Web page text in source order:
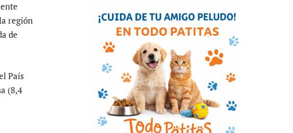
región
de
País
(8,4